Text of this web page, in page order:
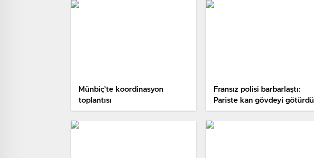
Münbiç’te koordinasyon
toplantısı
Fransız polisi barbarlaştı:
Pariste kan gövdeyi götürdü